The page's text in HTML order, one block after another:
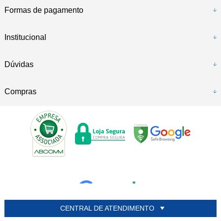
Formas de pagamento
Institucional
Dúvidas
Compras
CENTRAL DE ATENDIMENTO